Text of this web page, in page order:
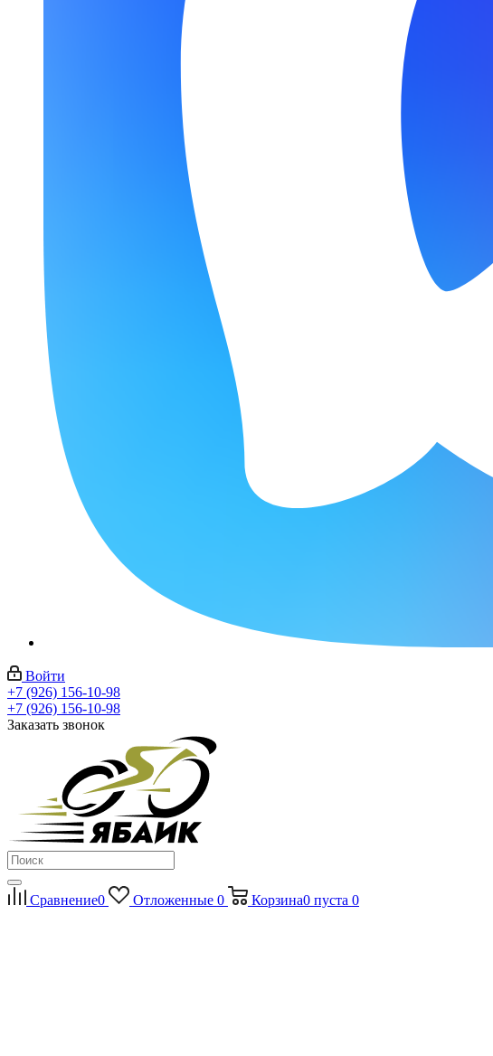
Войти
+7 (926) 156-10-98
+7 (926) 156-10-98
Заказать звонок
Сравнение0 Отложенные 0 Корзина0 пуста 0